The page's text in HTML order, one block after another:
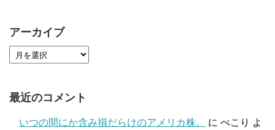
アーカイブ
最近のコメント
いつの間にか含み損だらけのアメリカ株。 に ぺこり よ